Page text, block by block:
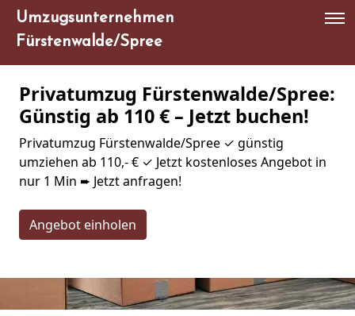
Umzugsunternehmen
Fürstenwalde/Spree
Privatumzug Fürstenwalde/Spree:
Günstig ab 110 € – Jetzt buchen!
Privatumzug Fürstenwalde/Spree ✓ günstig
umziehen ab 110,- € ✓ Jetzt kostenloses Angebot in
nur 1 Min ➨ Jetzt anfragen!
Angebot einholen